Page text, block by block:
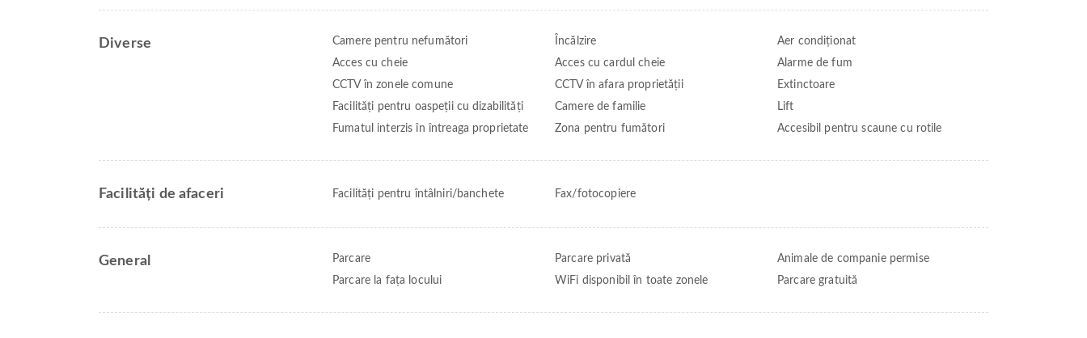
Diverse Camere pentru nefumători Încălzire
Aer condiționat
Acces cu cheie
Acces cu cardul cheie
Alarme de fum
CCTV în zonele comune
CCTV în afara proprietății
Extinctoare
Facilități pentru oaspeții cu dizabilități
Camere de familie
Lift
Fumatul interzis în întreaga proprietate
Zona pentru fumători Accesibil pentru scaune cu rotile
Facilități de afaceri Facilități pentru întâlniri/banchete Fax/fotocopiere
General Parcare Parcare privată
Animale de companie permise
Parcare la fața locului
WiFi disponibil în toate zonele Parcare gratuită